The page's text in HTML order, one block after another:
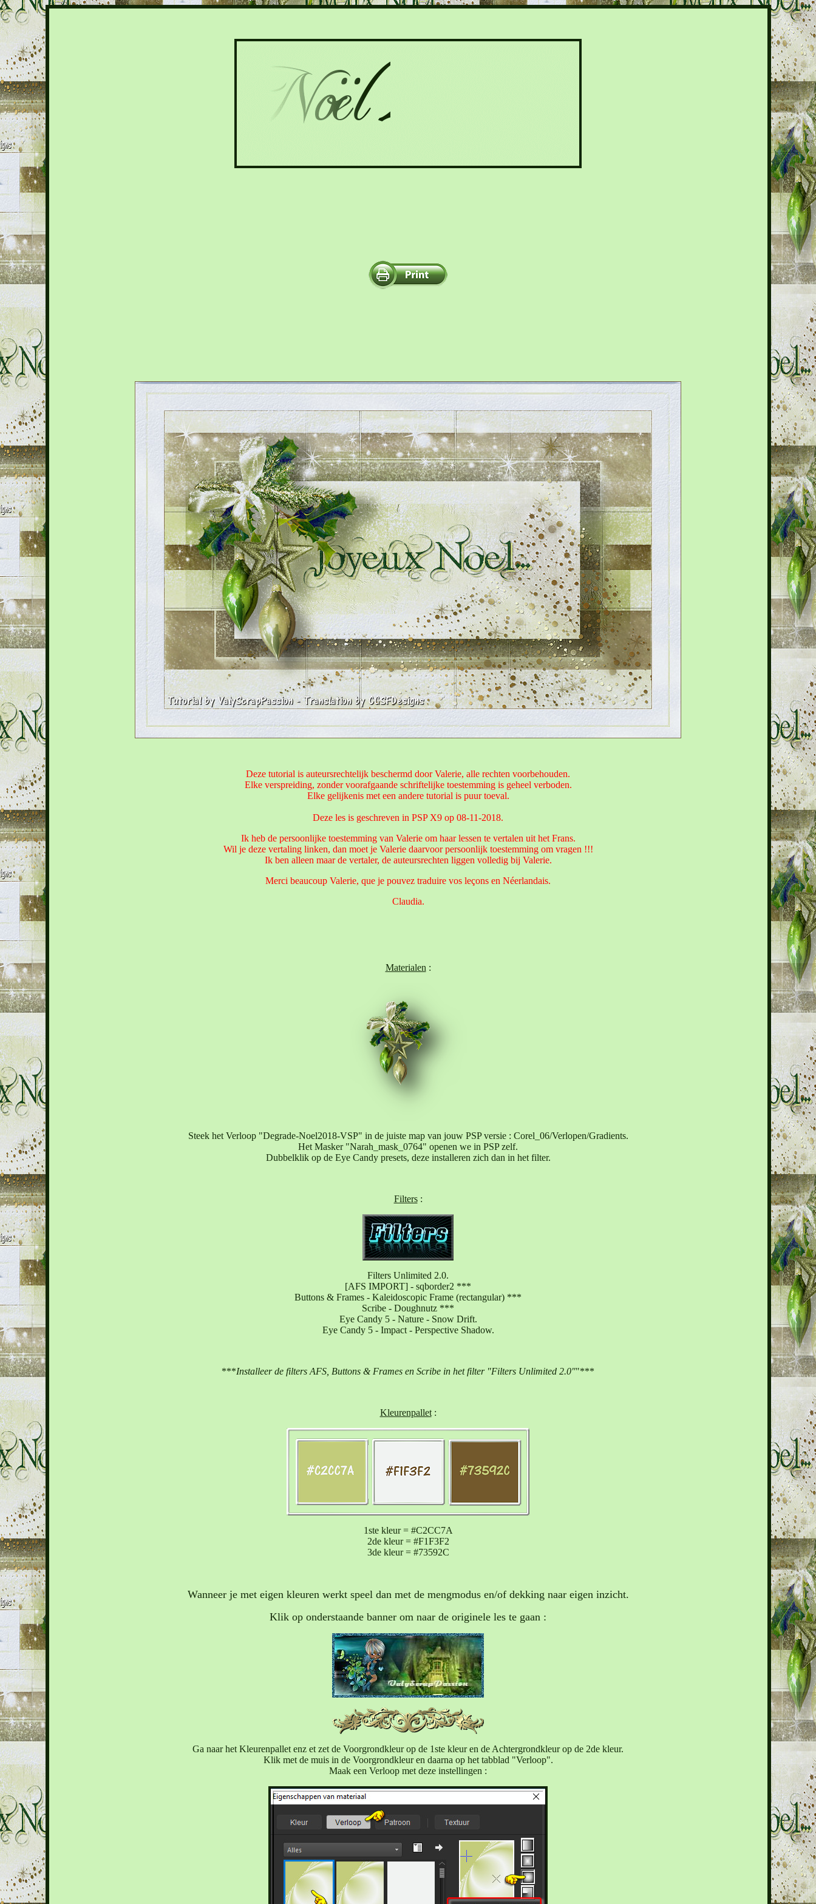
Deze tutorial is auteursrechtelijk beschermd door Valerie, alle rechten voorbehouden.
Elke verspreiding, zonder voorafgaande schriftelijke toestemming is geheel verboden.
Elke gelijkenis met een andere tutorial is puur toeval.
Deze les is geschreven in PSP X9 op 08-11-2018.
Ik heb de persoonlijke toestemming van Valerie om haar lessen te vertalen uit het Frans.
Wil je deze vertaling linken, dan moet je Valerie daarvoor persoonlijk toestemming om vragen !!!
Ik ben alleen maar de vertaler, de auteursrechten liggen volledig bij Valerie.
Merci beaucoup Valerie, que je pouvez traduire vos leçons en Néerlandais.
Claudia.
Materialen :
Steek het Verloop "Degrade-Noel2018-VSP" in de juiste map van jouw PSP versie : Corel_06/Verlopen/Gradients.
Het Masker "Narah_mask_0764" openen we in PSP zelf.
Dubbelklik op de Eye Candy presets, deze installeren zich dan in het filter.
Filters:
Filters Unlimited 2.0.
[AFS IMPORT] - sqborder2 ***
Buttons & Frames - Kaleidoscopic Frame (rectangular) ***
Scribe - Doughnutz ***
Eye Candy 5 - Nature - Snow Drift.
Eye Candy 5 - Impact - Perspective Shadow.
***Installeer de filters AFS, Buttons & Frames en Scribe in het filter "Filters Unlimited 2.0""***
Kleurenpallet:
1ste kleur = #C2CC7A
2de kleur = #F1F3F2
3de kleur = #73592C
Wanneer je met eigen kleuren werkt speel dan met de mengmodus en/of dekking naar eigen inzicht.
Klik op onderstaande banner om naar de originele les te gaan :
Ga naar het Kleurenpallet enz et zet de Voorgrondkleur op de 1ste kleur en de Achtergrondkleur op de 2de kleur.
Klik met de muis in de Voorgrondkleur en daarna op het tabblad "Verloop".
Maak een Verloop met deze instellingen :